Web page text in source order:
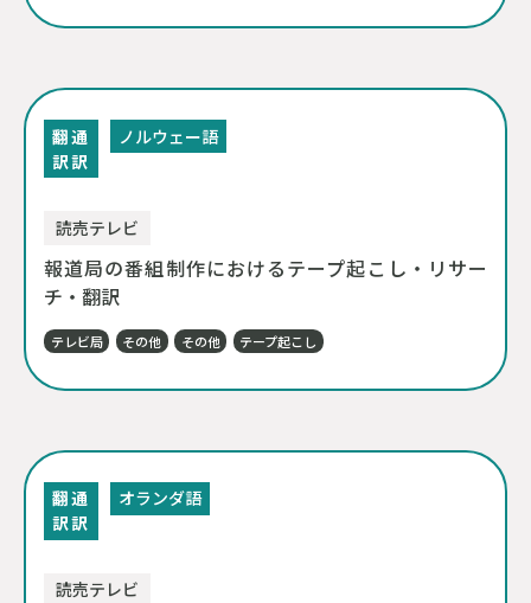
翻
訳
通
訳
ノルウェー語
読売テレビ
報道局の番組制作におけるテープ起こし・リサー
チ・翻訳
テレビ局 その他 その他 テープ起こし
翻
訳
通
訳
オランダ語
読売テレビ